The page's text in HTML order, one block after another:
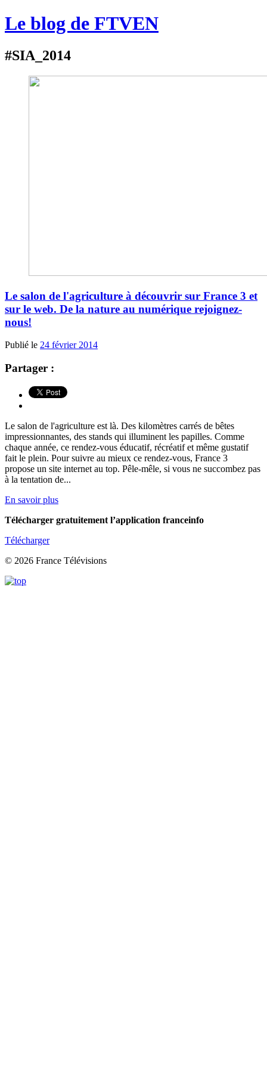
Le blog de FTVEN
#SIA_2014
Le salon de l'agriculture à découvrir sur France 3 et
sur le web. De la nature au numérique rejoignez-
nous!
Publié le 24 février 2014
Partager :
Le salon de l'agriculture est là. Des kilomètres carrés de bêtes
impressionnantes, des stands qui illuminent les papilles. Comme
chaque année, ce rendez-vous éducatif, récréatif et même gustatif
fait le plein. Pour suivre au mieux ce rendez-vous, France 3
propose un site internet au top. Pêle-mêle, si vous ne succombez pas
à la tentation de...
En savoir plus
Télécharger gratuitement l’application franceinfo
Télécharger
© 2026 France Télévisions